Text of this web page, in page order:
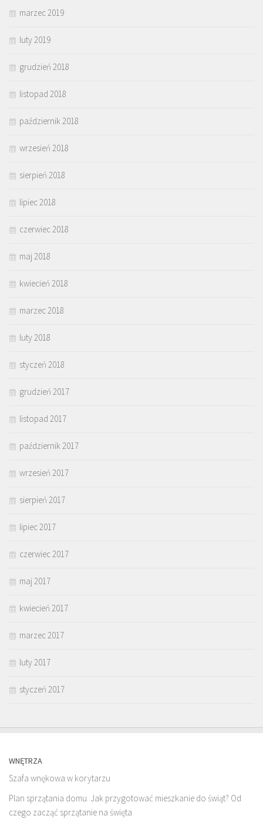
marzec 2019
luty 2019
grudzień 2018
listopad 2018
październik 2018
wrzesień 2018
sierpień 2018
lipiec 2018
czerwiec 2018
maj 2018
kwiecień 2018
marzec 2018
luty 2018
styczeń 2018
grudzień 2017
listopad 2017
październik 2017
wrzesień 2017
sierpień 2017
lipiec 2017
czerwiec 2017
maj 2017
kwiecień 2017
marzec 2017
luty 2017
styczeń 2017
WNĘTRZA
Szafa wnękowa w korytarzu
Plan sprzątania domu. Jak przygotować mieszkanie do świąt? Od
czego zacząć sprzątanie na święta